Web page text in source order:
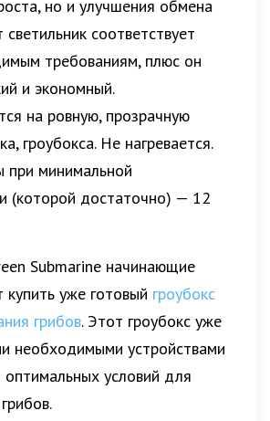
но и улучшения обмена
соответствует
требованиям, плюс он
и экономный.
на ровную, прозрачную
гроубокса. Не нагревается.
при минимальной
(которой достаточно) — 12
Submarine начинающие
купить уже готовый гроубокс
грибов. Этот гроубокс уже
необходимыми устройствами
условий для